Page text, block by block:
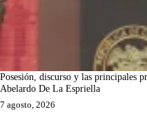
Posesión, discurso y las principales
Abelardo De La Espriella
7 agosto, 2026